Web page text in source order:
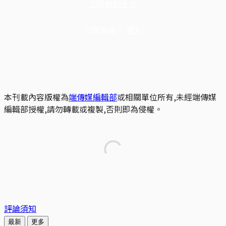
本刊載內容版權為端傳媒編輯部或相關單位所有,未經端傳媒
編輯部授權,請勿轉載或複製,否則即為侵權。
評論須知
最新 更多